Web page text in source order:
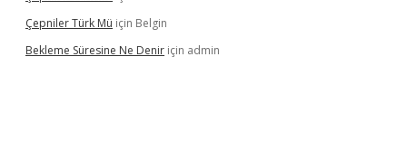
Çepniler Türk Mü için Belgin
Bekleme Süresine Ne Denir için admin